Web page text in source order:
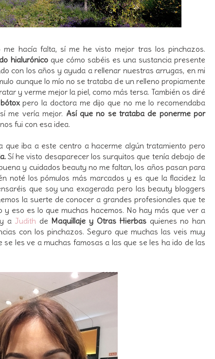
hacía falta, sí me he visto mejor tras los pinchazos.
hialurónicoque cómo sabéis es una sustancia presente
con los años y ayuda a rellenar nuestras arrugas, en mi
aunque lo mío no se trataba de un relleno propiamente
y verme mejor la piel, como más tersa. También os diré
pero la doctora me dijo que no me lo recomendaba
me vería mejor. Así que no se trataba de ponerme por
fui con esa idea.
que iba a este centro a hacerme algún tratamiento pero
Sí he visto desaparecer los surquitos que tenía debajo de
y cuidados beauty no me faltan, los años pasan para
noté los pómulos más marcados y es que la flacidez la
que soy una exagerada pero las beauty bloggers
la suerte de conocer a grandes profesionales que te
eso es lo que muchas hacemos. No hay más que ver a
y a Judith de Maquillaje y Otras Hierbas quienes no han
con los pinchazos. Seguro que muchas las veis muy
les ve a muchas famosas a las que se les ha ido de las